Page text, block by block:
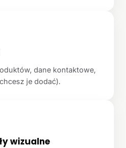
dane kontaktowe,
je dodać).
wizualne